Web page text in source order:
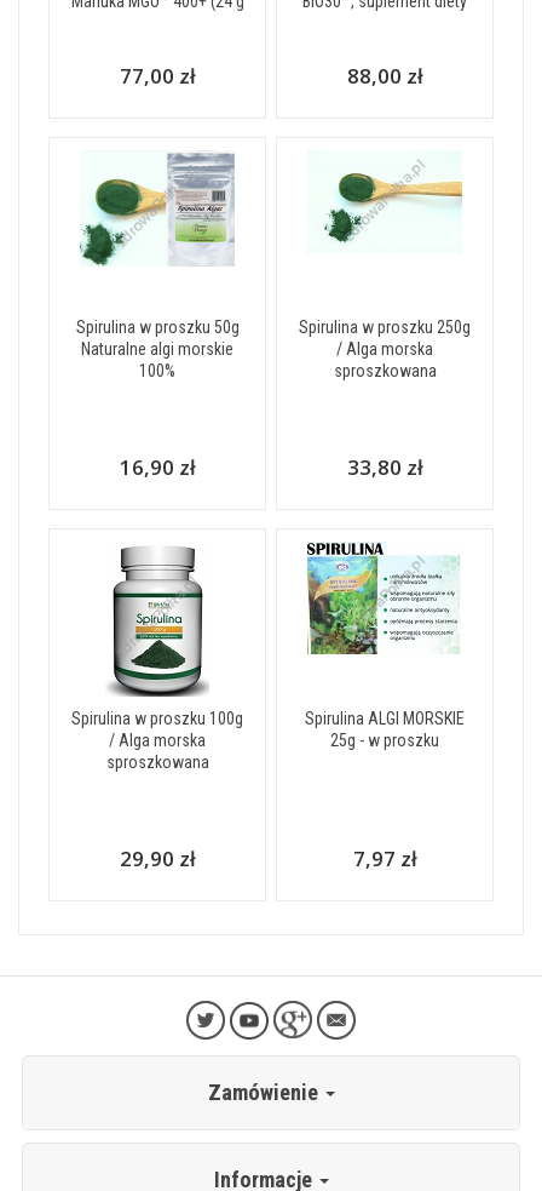
77,00 zł 88,00 zł
Spirulina w proszku 50g
Naturalne algi morskie
100%
16,90 zł
Spirulina w proszku 250g
/ Alga morska
sproszkowana
33,80 zł
Spirulina w proszku 100g
/ Alga morska
sproszkowana
29,90 zł
Spirulina ALGI MORSKIE
25g - w proszku
7,97 zł
Zamówienie
Informacje